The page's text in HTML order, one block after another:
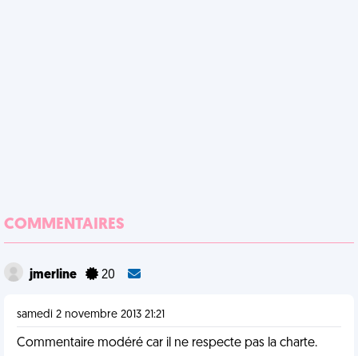
COMMENTAIRES
jmerline 20
samedi 2 novembre 2013 21:21
Commentaire modéré car il ne respecte pas la charte.